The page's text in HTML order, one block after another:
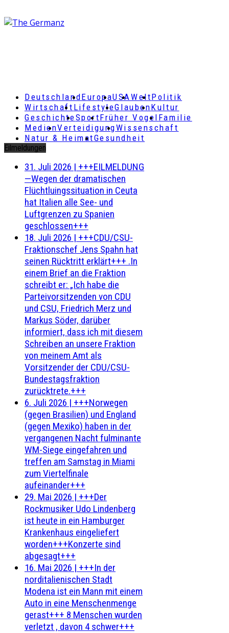
DeutschlandEuropaUSAWeltPolitik
Wirtschaft LifestyleGlaubenKultur
GeschichteSportFrüher Vogel Familie
MedienVerteidigungWissenschaft
Natur & HeimatGesundheit
Eilmeldungen
31. Juli 2026 | +++EILMELDUNG
—Wegen der dramatischen
Flüchtluingssituation in Ceuta
hat Italien alle See- und
Luftgrenzen zu Spanien
geschlossen+++
18. Juli 2026 | +++CDU/CSU-
Fraktionschef Jens Spahn hat
seinen Rücktritt erklärt+++ .In
einem Brief an die Fraktion
schreibt er: „Ich habe die
Parteivorsitzenden von CDU
und CSU, Friedrich Merz und
Markus Söder, darüber
informiert, dass ich mit diesem
Schreiben an unsere Fraktion
von meinem Amt als
Vorsitzender der CDU/CSU-
Bundestagsfraktion
zurücktrete.+++
6. Juli 2026 | +++Norwegen
(gegen Brasilien) und England
(gegen Mexiko) haben in der
vergangenen Nacht fulminante
WM-Siege eingefahren und
treffen am Samstag in Miami
zum Viertelfinale
aufeinander+++
29. Mai 2026 | +++Der
Rockmusiker Udo Lindenberg
ist heute in ein Hamburger
Krankenhaus eingeliefert
worden+++Konzerte sind
abgesagt+++
16. Mai 2026 | +++In der
norditalienischen Stadt
Modena ist ein Mann mit einem
Auto in eine Menschenmenge
gerast+++ 8 Menschen wurden
verletzt , davon 4 schwer+++